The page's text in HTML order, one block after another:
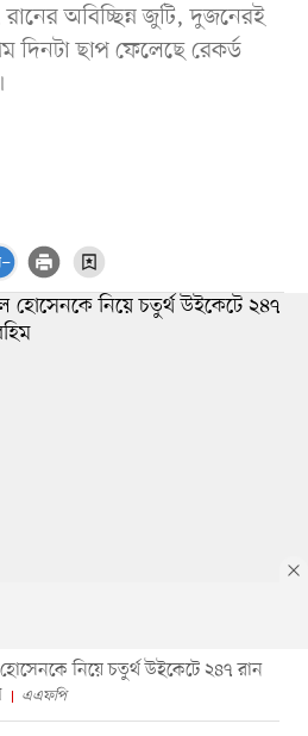
অবিচ্ছিন্ন জুটি, দুজনেরই
দিনটা ছাপ ফেলেছে রেকর্ড
নিয়ে চতুর্থ উইকেটে ২৪৭ রান
এএফপি